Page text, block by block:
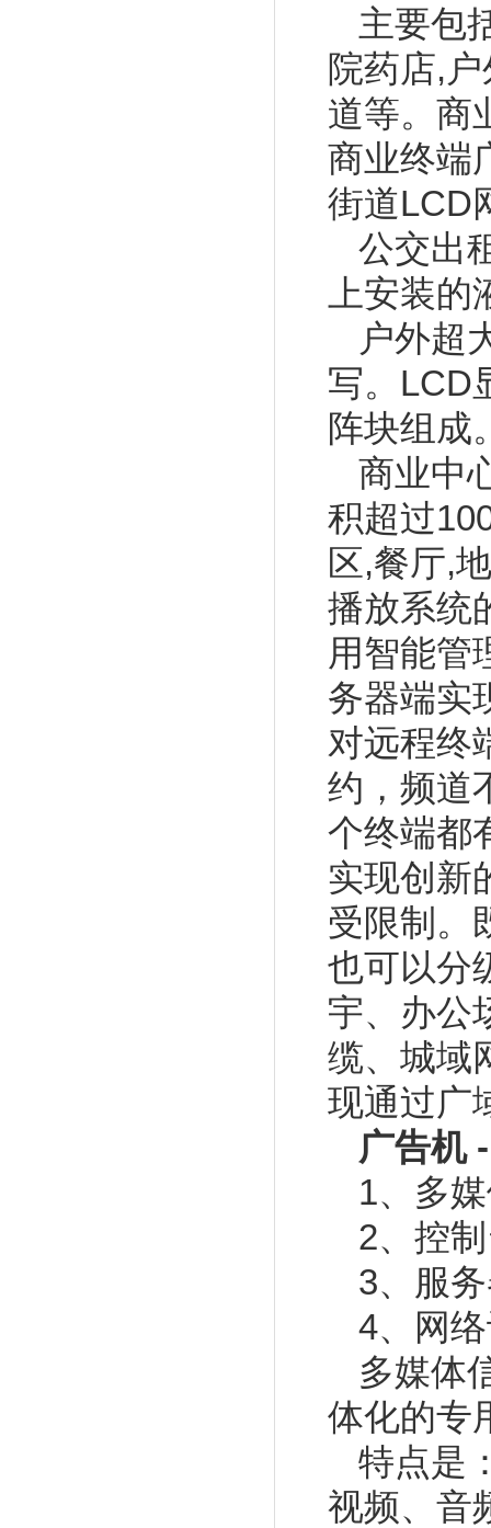
主要包
院药店,
道等。商
商业终端
街道LCD
公交出
上安装
户外超
写。LCD
阵块组成
商业中
积超过
区,餐厅,
播放系统
用智能管
务器端实
对远程终
约，频道
个终端都
实现创新
受限制。
也可以分
宇、办公
缆、城域
现通过广
广告机
1、多
2、控
3、 服
4、网
多媒体
体化的专
特点是
视频、音